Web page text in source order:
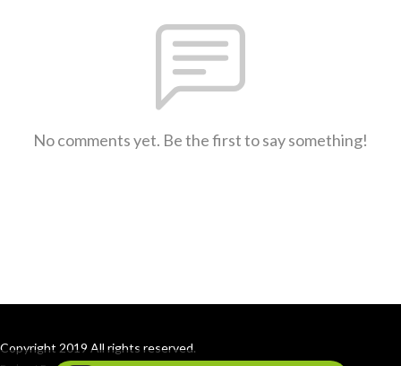
No comments yet. Be the first to say something!
Copyright 2019 All rights reserved.